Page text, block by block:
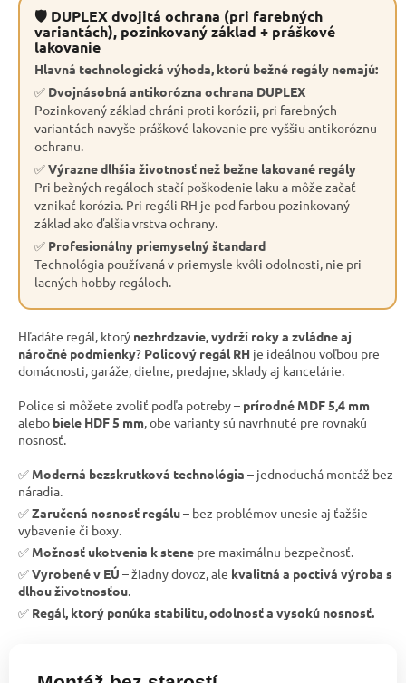
🛡 DUPLEX dvojitá ochrana (pri farebných
variantách), pozinkovaný základ + práškové
lakovanie
Hlavná technologická výhoda, ktorú bežné regály nemajú:
✅ Dvojnásobná antikorózna ochrana DUPLEX
Pozinkovaný základ chráni proti korózii, pri farebných
variantách navyše práškové lakovanie pre vyššiu antikoróznu
ochranu.
✅Výrazne dlhšia životnosť než bežne lakované regály
Pri bežných regáloch stačí poškodenie laku a môže začať
vznikať korózia. Pri regáli RH je pod farbou pozinkovaný
základ ako ďalšia vrstva ochrany.
✅ Profesionálny priemyselný štandard
Technológia používaná v priemysle kvôli odolnosti, nie pri
lacných hobby regáloch.
Hľadáte regál, ktorý nezhrdzavie, vydrží roky a zvládne aj
náročné podmienky? Policový regál RH je ideálnou voľbou pre
domácnosti, garáže, dielne, predajne, sklady aj kancelárie.
Police si môžete zvoliť podľa potreby – prírodné MDF 5,4 mm
alebo biele HDF 5 mm , obe varianty sú navrhnuté pre rovnakú
nosnosť.
✅ Moderná bezskrutková technológia – jednoduchá montáž bez
náradia.
✅Zaručená nosnosť regálu– bez problémov unesie aj ťažšie
vybavenie či boxy.
✅ Možnosť ukotvenia k stene pre maximálnu bezpečnosť.
✅Vyrobené v EÚ – žiadny dovoz, ale kvalitná a poctivá výroba s
dlhou životnosťou
✅ Regál, ktorý ponúka stabilitu, odolnosť a vysokú nosnosť.